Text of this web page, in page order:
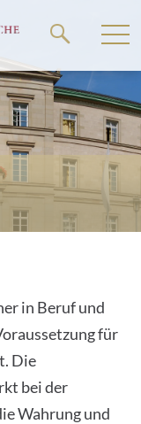
zum
in Beruf und
für
Die
bei der
Wahrung und